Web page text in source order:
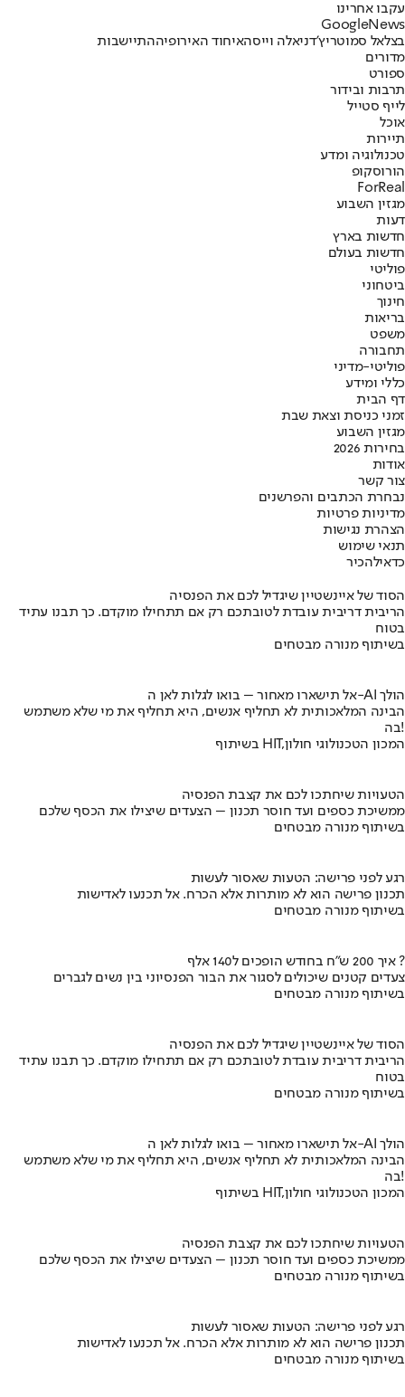
עקבו אחרינו
Googl eNews
בצלאל סמוטריץ'דניאלה וייסהאיחוד האירופיההתיישבות
מדורים
ספורט
תרבות ובידור
לייף סטייל
אוכל
תיירות
טכנולוגיה ומדע
הורוסקופ
ForReal
מגזין השבוע
דעות
חדשות בארץ
חדשות בעולם
פוליטי
ביטחוני
חינוך
בריאות
משפט
תחבורה
פוליטי-מדיני
כללי ומידע
דף הבית
זמני כניסת וצאת שבת
מגזין השבוע
בחירות 2026
אודות
צור קשר
נבחרת הכתבים והפרשנים
מדיניות פרטיות
הצהרת נגישות
תנאי שימוש
כדאילהכיר
הסוד של איינשטיין שיגדיל לכם את הפנסיה
הריבית דריבית עובדת לטובתכם רק אם תתחילו מוקדם. כך תבנו עתיד
בטוח
בשיתוף מנורה מבטחים
אל תישארו מאחור – בואו לגלות לאן ה-AI הולך
הבינה המלאכותית לא תחליף אנשים, היא תחליף את מי שלא משתמש
בה!
בשיתוף HIT,המכון הטכנולוגי חולון
הטעויות שיחתכו לכם את קצבת הפנסיה
ממשיכת כספים ועד חוסר תכנון – הצעדים שיצילו את הכסף שלכם
בשיתוף מנורה מבטחים
רגע לפני פרישה: הטעות שאסור לעשות
תכנון פרישה הוא לא מותרות אלא הכרח. אל תכנעו לאדישות
בשיתוף מנורה מבטחים
איך 200 ש"ח בחודש הופכים ל140 אלף ?
צעדים קטנים שיכולים לסגור את הבור הפנסיוני בין נשים לגברים
בשיתוף מנורה מבטחים
הסוד של איינשטיין שיגדיל לכם את הפנסיה
הריבית דריבית עובדת לטובתכם רק אם תתחילו מוקדם. כך תבנו עתיד
בטוח
בשיתוף מנורה מבטחים
אל תישארו מאחור – בואו לגלות לאן ה-AI הולך
הבינה המלאכותית לא תחליף אנשים, היא תחליף את מי שלא משתמש
בה!
בשיתוף HIT,המכון הטכנולוגי חולון
הטעויות שיחתכו לכם את קצבת הפנסיה
ממשיכת כספים ועד חוסר תכנון – הצעדים שיצילו את הכסף שלכם
בשיתוף מנורה מבטחים
רגע לפני פרישה: הטעות שאסור לעשות
תכנון פרישה הוא לא מותרות אלא הכרח. אל תכנעו לאדישות
בשיתוף מנורה מבטחים